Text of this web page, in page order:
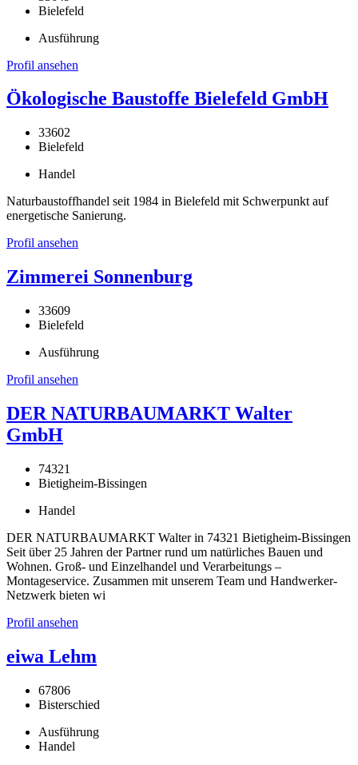
Bielefeld
Ausführung
Profil ansehen
Ökologische Baustoffe Bielefeld GmbH
33602
Bielefeld
Handel
Naturbaustoffhandel seit 1984 in Bielefeld mit Schwerpunkt auf
energetische Sanierung.
Profil ansehen
Zimmerei Sonnenburg
33609
Bielefeld
Ausführung
Profil ansehen
DER NATURBAUMARKT Walter
GmbH
74321
Bietigheim-Bissingen
Handel
DER NATURBAUMARKT Walter in 74321 Bietigheim-Bissingen
Seit über 25 Jahren der Partner rund um natürliches Bauen und
Wohnen. Groß- und Einzelhandel und Verarbeitungs –
Montageservice. Zusammen mit unserem Team und Handwerker-
Netzwerk bieten wi
Profil ansehen
eiwa Lehm
67806
Bisterschied
Ausführung
Handel